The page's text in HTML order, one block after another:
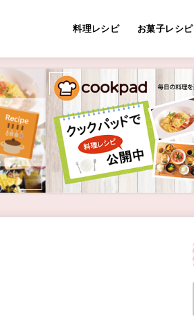
料理レシピ お菓子レシピ